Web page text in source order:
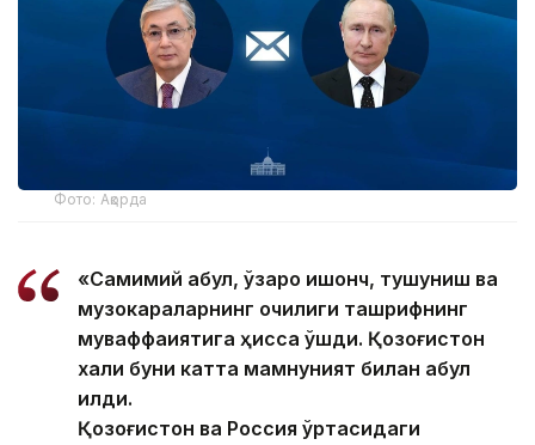
Фото: Ақорда
«Самимий қабул, ўзаро ишонч, тушуниш ва
музокараларнинг очиқлиги ташрифнинг
муваффақиятига ҳисса қўшди. Қозоғистон
халқи буни катта мамнуният билан қабул
қилди.
Қозоғистон ва Россия ўртасидаги